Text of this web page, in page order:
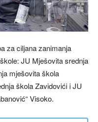
za ciljana zanimanja
JU Mješovita srednja
mješovita škola
škola Zavidovići i JU
Visoko.